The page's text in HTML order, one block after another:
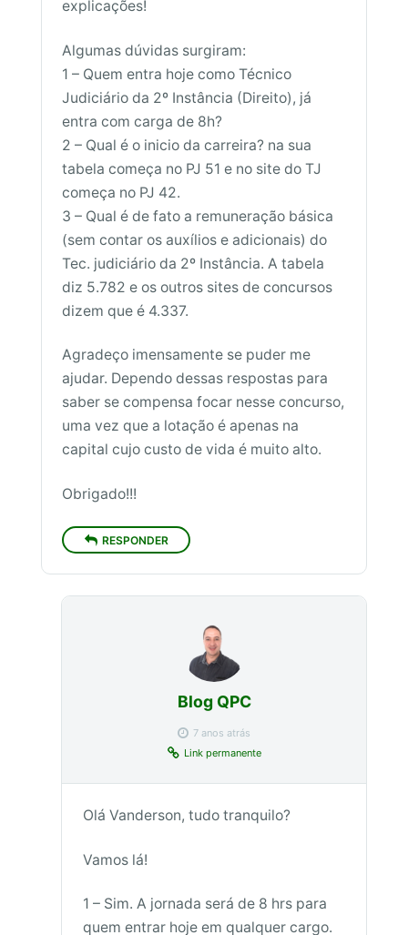
explicações!
Algumas dúvidas surgiram:
1 – Quem entra hoje como Técnico
Judiciário da 2º Instância (Direito), já
entra com carga de 8h?
2 – Qual é o inicio da carreira? na sua
tabela começa no PJ 51 e no site do TJ
começa no PJ 42.
3 – Qual é de fato a remuneração básica
(sem contar os auxílios e adicionais) do
Tec. judiciário da 2º Instância. A tabela
diz 5.782 e os outros sites de concursos
dizem que é 4.337.
Agradeço imensamente se puder me
ajudar. Dependo dessas respostas para
saber se compensa focar nesse concurso,
uma vez que a lotação é apenas na
capital cujo custo de vida é muito alto.
Obrigado!!!
RESPONDER
Blog QPC
7 anos atrás
Link permanente
Olá Vanderson, tudo tranquilo?
Vamos lá!
1 – Sim. A jornada será de 8 hrs para
quem entrar hoje em qualquer cargo.